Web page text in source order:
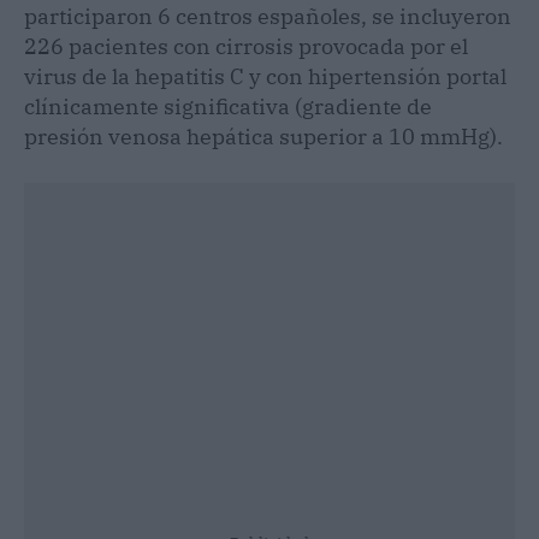
participaron 6 centros españoles, se incluyeron
226 pacientes con cirrosis provocada por el
virus de la hepatitis C y con hipertensión portal
clínicamente significativa (gradiente de
presión venosa hepática superior a 10 mmHg).